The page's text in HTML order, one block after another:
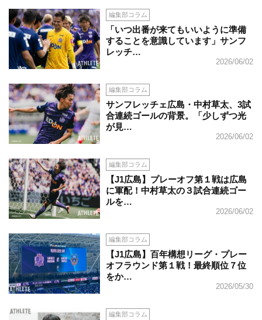
編集部コラム
「いつ出番が来てもいいように準備
することを意識しています」サンフ
レッチ…
2026/06/02
編集部コラム
サンフレッチェ広島・中村草太、3試
合連続ゴールの背景。「少しずつ光
が見…
2026/06/02
編集部コラム
【J1広島】プレーオフ第１戦は広島
に軍配！中村草太の３試合連続ゴー
ルを…
2026/06/02
編集部コラム
【J1広島】百年構想リーグ・プレー
オフラウンド第１戦！最終順位７位
をか…
2026/05/30
編集部コラム